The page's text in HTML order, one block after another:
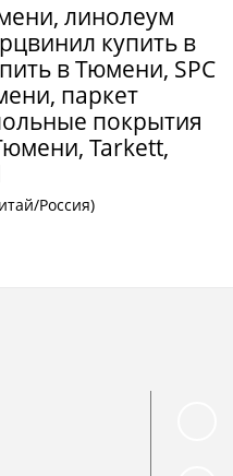
линолеум
купить в
в Тюмени, SPC
паркет
покрытия
Tarkett,
Россия)